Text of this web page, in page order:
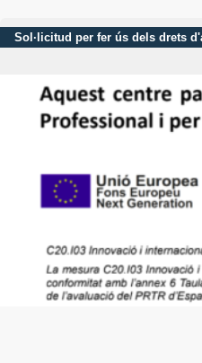
Sol·licitud per fer ús dels drets